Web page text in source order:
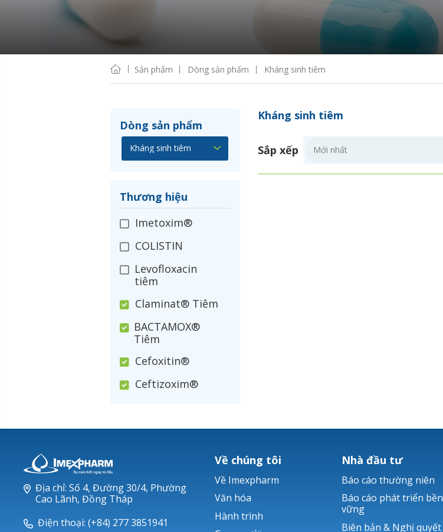
Sản phẩm Dòng sản phẩm Kháng sinh tiêm
Dòng sản phẩm
Thương hiệu
Imetoxim®
COLISTIN
Levofloxacin
tiêm
Claminat® Tiêm
BACTAMOX®
Tiêm
Cefoxitin®
Ceftizoxim®
Nerusyn®
Ticarlinat®
Zobacta®
Kháng sinh tiêm
Sắp xếp
Địa chỉ: Số 4, Đường 30/4, Phường
Cao Lãnh, Đồng Tháp
Điện thoại: (+84) 277 3851941
Về chúng tôi
Về Imexpharm
Văn hóa
Hành trình
Nhà đầu tư
Báo cáo thường niên
Báo cáo phát triển bền
vững
Biên bản & Nghị quyết